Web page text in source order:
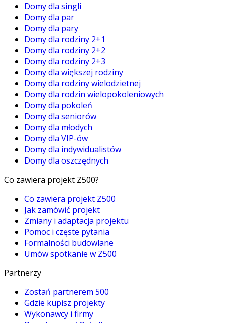
Domy dla singli
Domy dla par
Domy dla pary
Domy dla rodziny 2+1
Domy dla rodziny 2+2
Domy dla rodziny 2+3
Domy dla większej rodziny
Domy dla rodziny wielodzietnej
Domy dla rodzin wielopokoleniowych
Domy dla pokoleń
Domy dla seniorów
Domy dla młodych
Domy dla VIP-ów
Domy dla indywidualistów
Domy dla oszczędnych
Co zawiera projekt Z500?
Co zawiera projekt Z500
Jak zamówić projekt
Zmiany i adaptacja projektu
Pomoc i częste pytania
Formalności budowlane
Umów spotkanie w Z500
Partnerzy
Zostań partnerem 500
Gdzie kupisz projekty
Wykonawcy i firmy